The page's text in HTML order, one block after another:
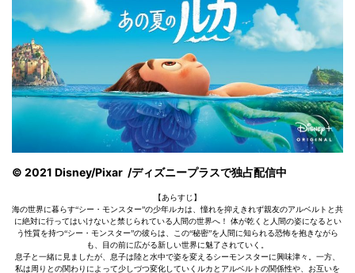
© 2021 Disney/Pixar /ディズニープラスで独占配信中
【あらすじ】
海の世界に暮らす“シー・モンスター”の少年ルカは、憧れを抑えきれず親友のアルベルトと共
に絶対に行ってはいけないと禁じられている人間の世界へ！ 体が乾くと人間の姿になるとい
う性質を持つ“シー・モンスター”の彼らは、この“秘密”を人間に知られる恐怖を抱きながら
も、目の前に広がる新しい世界に魅了されていく。
息子と一緒に見ましたが、息子は陸と水中で姿を変えるシーモンスターに興味津々。一方、
私は周りとの関わりによって少しづつ変化していくルカとアルベルトの関係性や、お互いを